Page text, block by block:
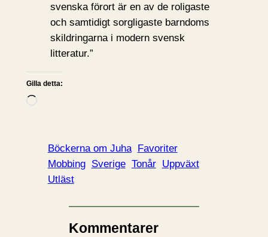
svenska förort är en av de roligaste
och samtidigt sorgligaste barndoms
skildringarna i modern svensk
litteratur.”
Gilla detta:
L
Böckerna om Juha Favoriter
Mobbing Sverige Tonår Uppväxt
Utläst
Kommentarer